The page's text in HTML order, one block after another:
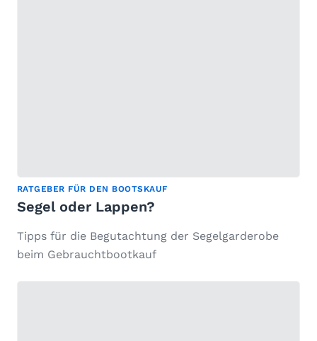
RATGEBER FÜR DEN BOOTSKAUF
Segel oder Lappen?
Tipps für die Begutachtung der Segelgarderobe
beim Gebrauchtbootkauf